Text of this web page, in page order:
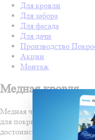
Для кровли
Для забора
Для фасада
Для дачи
Производство
Акции
Монтаж
Медная кровля
Медная черепица -
для покрытия кровли. Он
достоинств: